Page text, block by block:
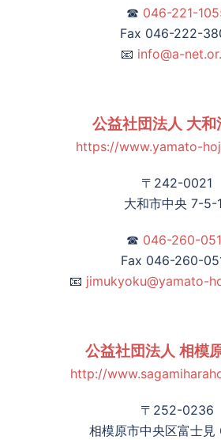
☎ 046-221-
Fax 046-222-
📧 info@a-
公益社団法人 大和
https://www.yamato-
〒242-0021
大和市中央 7-5-
☎ 046-260-
Fax 046-260-
📧 jimukyoku@yamato-
公益社団法人 相模
http://
〒252-0236
相模原市中央区富士見